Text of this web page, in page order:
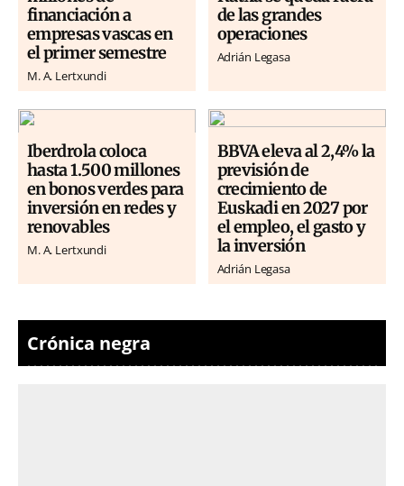
financiación a
empresas vascas en
el primer semestre
M. A. Lertxundi
de las grandes
operaciones
Adrián Legasa
Iberdrola coloca
hasta 1.500 millones
en bonos verdes para
inversión en redes y
renovables
M. A. Lertxundi
BBVA eleva al 2,4% la
previsión de
crecimiento de
Euskadi en 2027 por
el empleo, el gasto y
la inversión
Adrián Legasa
Crónica negra